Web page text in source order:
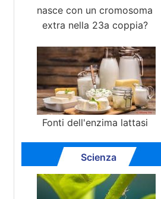
nasce con un cromosoma
extra nella 23a coppia?
Fonti dell'enzima lattasi
Scienza